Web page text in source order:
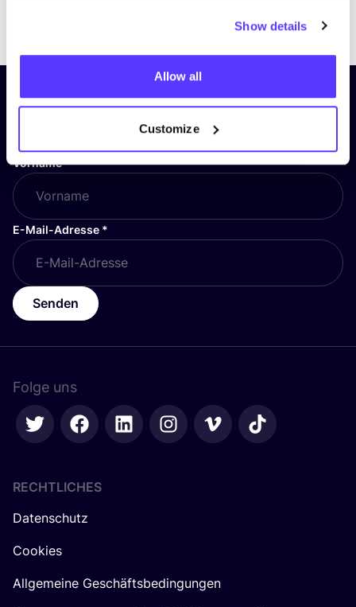
Show details
Allow all
Customize
Abonniere unseren Newsletter
und bleibe auf dem Laufenden!
Vorname*
E-Mail-Adresse *
Senden
Folge uns
RECHTLICHES
Datenschutz
Cookies
Allgemeine Geschäftsbedingungen